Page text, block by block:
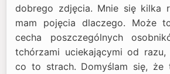
dobrego zdjęcia. Mnie się kilka
mam pojęcia dlaczego. Może
cecha poszczególnych
tchórzami uciekającymi od razu,
co to strach. Domyślam się, że